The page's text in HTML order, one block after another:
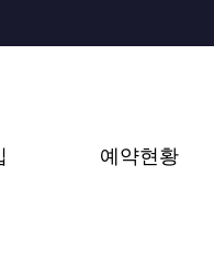
예약현황